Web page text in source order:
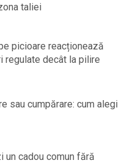
taliei
picioare reacționează
regulate decât la pilire
sau cumpărare: cum alegi
un cadou comun fără